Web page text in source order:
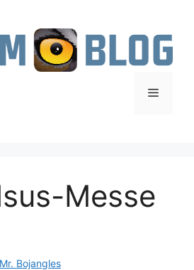
Menü
Messe
Mr. Bojangles